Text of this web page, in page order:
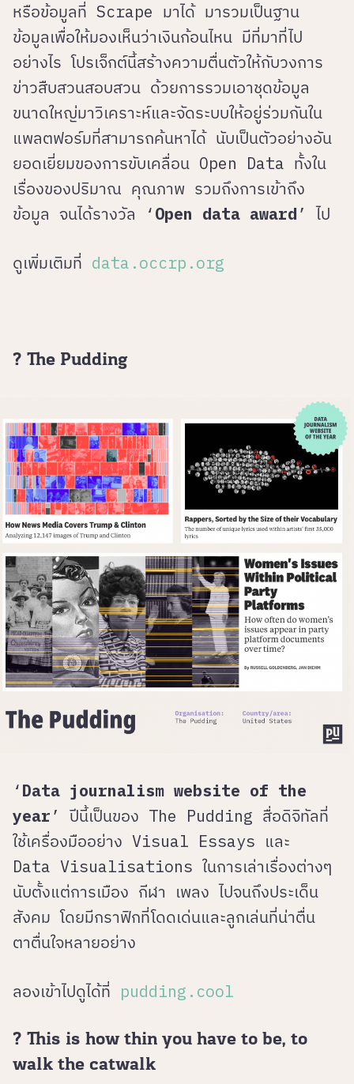
หรือข้อมูลที่ Scrape มาได้ มารวมเป็นฐาน
ข้อมูลเพื่อให้มองเห็นว่าเงินก้อนไหน มีที่มาที่ไป
อย่างไร โปรเจ็กต์นี้สร้างความตื่นตัวให้กับวงการ
ข่าวสืบสวนสอบสวน ด้วยการรวมเอาชุดข้อมูล
ขนาดใหญ่มาวิเคราะห์และจัดระบบให้อยู่ร่วมกันใน
แพลตฟอร์มที่สามารถค้นหาได้ นับเป็นตัวอย่างอัน
ยอดเยี่ยมของการขับเคลื่อน Open Data ทั้งใน
เรื่องของปริมาณ คุณภาพ รวมถึงการเข้าถึง
ข้อมูล จนได้รางวัล ‘Open data award’ ไป
ดูเพิ่มเติมที่ data.occrp.org
? The Pudding
‘Data journalism website of the
year’ ปีนี้เป็นของ The Pudding สื่อดิจิทัลที่
ใช้เครื่องมืออย่าง Visual Essays และ
Data Visualisations ในการเล่าเรื่องต่างๆ
นับตั้งแต่การเมือง กีฬา เพลง ไปจนถึงประเด็น
สังคม โดยมีกราฟิกที่โดดเด่นและลูกเล่นที่น่าตื่น
ตาตื่นใจหลายอย่าง
ลองเข้าไปดูได้ที่ pudding.cool
? This is how thin you have to be, to
walk the catwalk